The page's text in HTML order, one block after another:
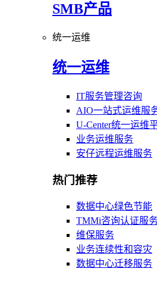
SMB产品
统一运维
统一运维
IT服务管理咨询
AIO一站式运维服
U-Center统一运维
业务运维服务
安仔远程运维服务
热门推荐
数据中心绿色节能
TMMi咨询认证服
维保服务
业务连续性和容灾
数据中心迁移服务